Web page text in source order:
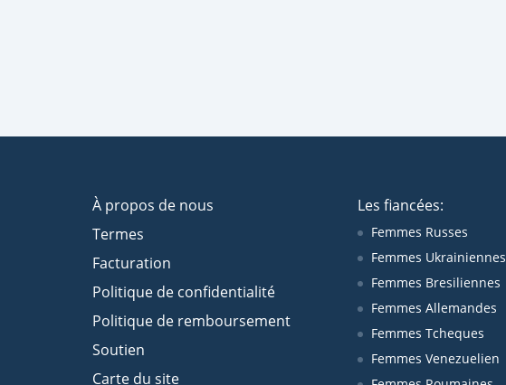
À propos de nous
Termes
Facturation
Politique de confidentialité
Politique de remboursement
Soutien
Carte du site
Les fiancées:
Femmes Russes
Femmes Ukrainiennes
Femmes Bresiliennes
Femmes Allemandes
Femmes Tcheques
Femmes Venezuelien